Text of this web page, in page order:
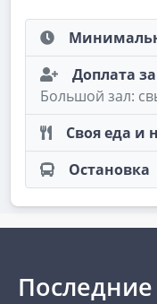
Доплата за
Большой зал:
Своя еда и
Остановка